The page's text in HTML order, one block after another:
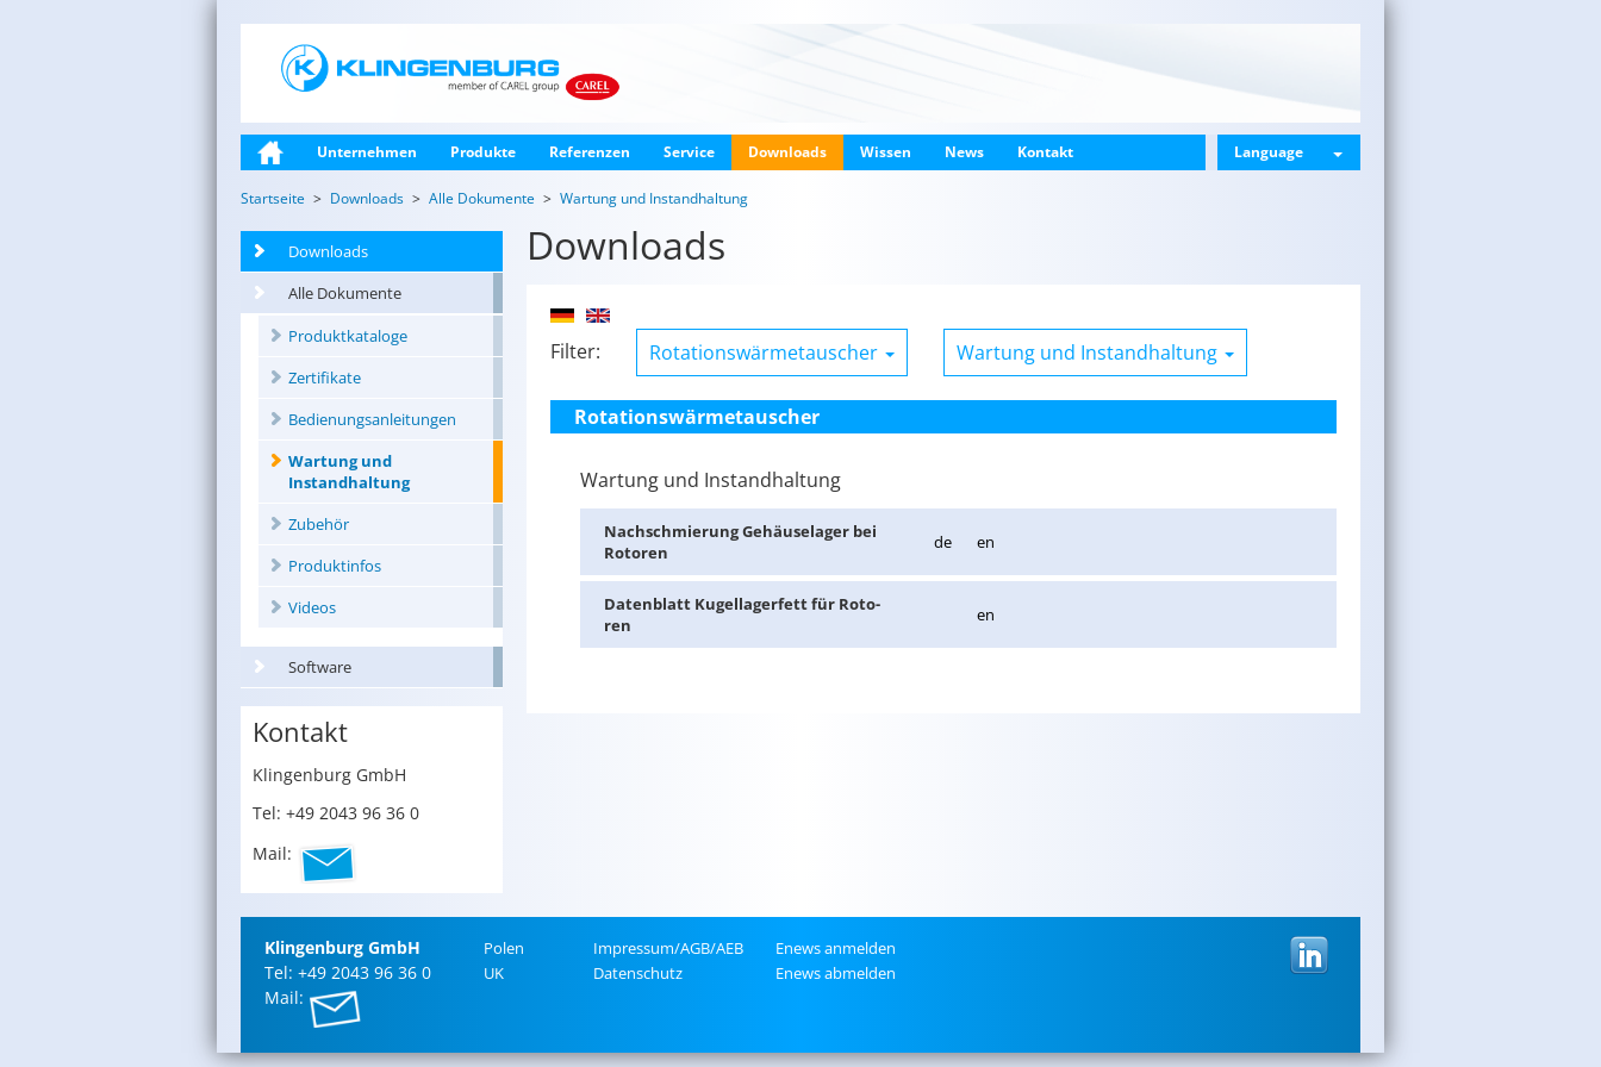
Unternehmen Produkte Referenzen Service Downloads Wissen News Kontakt Language
Startseite Downloads Alle Dokumente Wartung und Instandhaltung
Downloads
Alle Dokumente
Produktkataloge
Zertifikate
Bedienungsanleitungen
Wartung und
Instandhaltung
Zubehör
Produktinfos
Videos
Software
Kontakt
Klin­gen­burg GmbH
Tel: +49 2043 96 36 0
Mail:
Downloads
Filter: Rotationswärmetauscher Wartung und Instandhaltung
Rotationswärmetauscher
Wartung und Instandhaltung
Nach­schmie­rung Ge­häu­sel­ager bei
Ro­to­ren
de en
Da­ten­blatt Ku­gel­la­ger­fett für Ro­to­
ren
en
Klin­gen­burg GmbH
Tel: +49 2043 96 36 0
Mail:
Polen
UK
Im­pres­sum/AGB/AEB
Da­ten­schutz
Enews an­mel­den
Enews ab­mel­den